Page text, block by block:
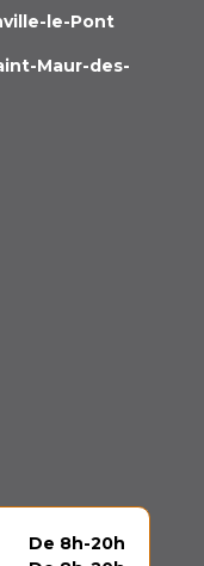
le-Pont
Maur-des-
De 8h-20h